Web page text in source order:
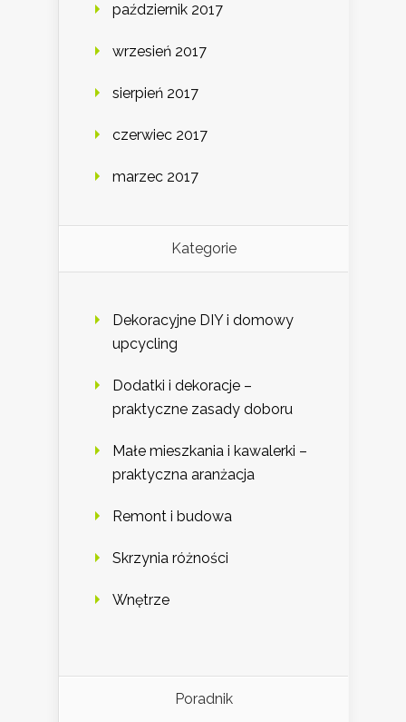
październik 2017
wrzesień 2017
sierpień 2017
czerwiec 2017
marzec 2017
Kategorie
Dekoracyjne DIY i domowy
upcycling
Dodatki i dekoracje –
praktyczne zasady doboru
Małe mieszkania i kawalerki –
praktyczna aranżacja
Remont i budowa
Skrzynia różności
Wnętrze
Poradnik